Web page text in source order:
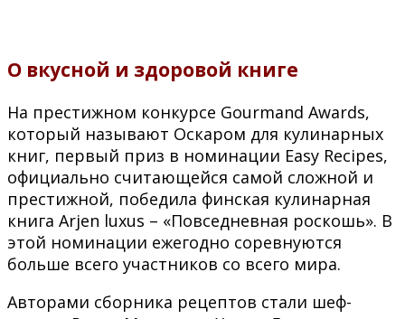
О вкусной и здоровой книге
На престижном конкурсе Gourmand Awards,
который называют Оскаром для кулинарных
книг, первый приз в номинации Easy Recipes,
официально считающейся самой сложной и
престижной, победила финская кулинарная
книга Arjen luxus – «Повседневная роскошь». В
этой номинации ежегодно соревнуются
больше всего участников со всего мира.
Авторами сборника рецептов стали шеф-